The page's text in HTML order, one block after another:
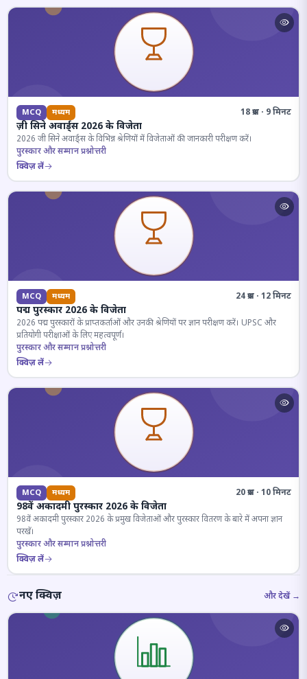
MCQ मध्यम 18 प्रश्न · 9 मिनट
ज़ी सिने अवार्ड्स 2026 के विजेता
2026 जी सिने अवार्ड्स के विभिन्न श्रेणियों में विजेताओं की जानकारी परीक्षण करें।
पुरस्कार और सम्मान प्रश्नोत्तरी
क्विज़ लें
MCQ मध्यम 24 प्रश्न · 12 मिनट
पद्म पुरस्कार 2026 के विजेता
2026 पद्म पुरस्कारों के प्राप्तकर्ताओं और उनकी श्रेणियों पर ज्ञान परीक्षण करें। UPSC और
प्रतियोगी परीक्षाओं के लिए महत्वपूर्ण।
पुरस्कार और सम्मान प्रश्नोत्तरी
क्विज़ लें
MCQ मध्यम 20 प्रश्न · 10 मिनट
98वें अकादमी पुरस्कार 2026 के विजेता
98वें अकादमी पुरस्कार 2026 के प्रमुख विजेताओं और पुरस्कार वितरण के बारे में अपना ज्ञान
परखें।
पुरस्कार और सम्मान प्रश्नोत्तरी
क्विज़ लें
नए क्विज़ और देखें →